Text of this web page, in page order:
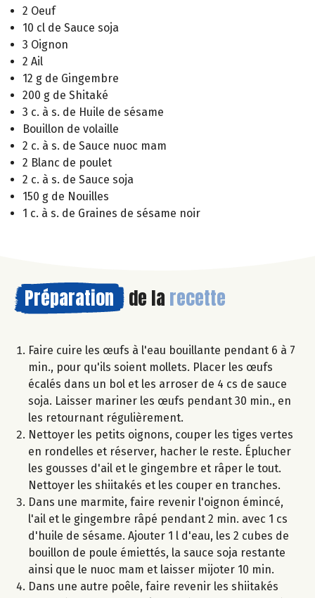
2 Oeuf
10 cl de Sauce soja
3 Oignon
2 Ail
12 g de Gingembre
200 g de Shitaké
3 c. à s. de Huile de sésame
Bouillon de volaille
2 c. à s. de Sauce nuoc mam
2 Blanc de poulet
2 c. à s. de Sauce soja
150 g de Nouilles
1 c. à s. de Graines de sésame noir
Préparation de la recette
Faire cuire les œufs à l'eau bouillante pendant 6 à 7
min., pour qu'ils soient mollets. Placer les œufs
écalés dans un bol et les arroser de 4 cs de sauce
soja. Laisser mariner les œufs pendant 30 min., en
les retournant régulièrement.
Nettoyer les petits oignons, couper les tiges vertes
en rondelles et réserver, hacher le reste. Éplucher
les gousses d'ail et le gingembre et râper le tout.
Nettoyer les shiitakés et les couper en tranches.
Dans une marmite, faire revenir l'oignon émincé,
l'ail et le gingembre râpé pendant 2 min. avec 1 cs
d'huile de sésame. Ajouter 1 l d'eau, les 2 cubes de
bouillon de poule émiettés, la sauce soja restante
ainsi que le nuoc mam et laisser mijoter 10 min.
Dans une autre poêle, faire revenir les shiitakés